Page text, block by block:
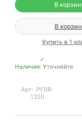
В
В
Купить в 1
✓
Наличие: Уточняйте
Арт: PFDR-
1220